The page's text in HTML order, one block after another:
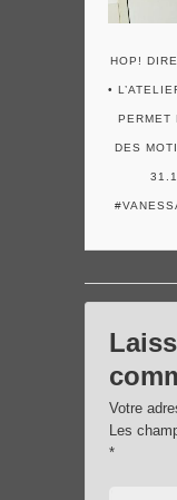
HOP!
•
PERMET
DES
Votre
Les
*